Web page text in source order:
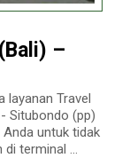
–
layanan Travel
Situbondo (pp)
untuk tidak
terminal ...